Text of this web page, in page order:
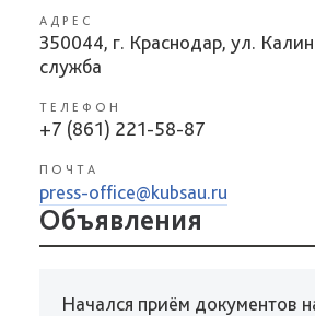
АДРЕС
350044, г. Краснодар, ул.
служба
ТЕЛЕФОН
+7 (861) 221-58-87
ПОЧТА
press-office@kubsau.ru
Объявления
Начался приём документов